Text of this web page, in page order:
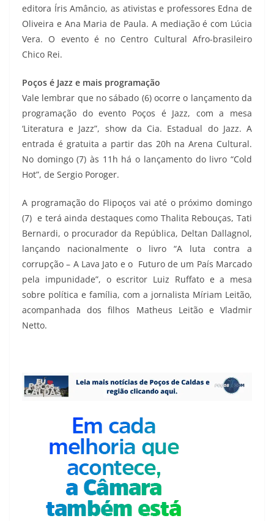
editora Íris Amâncio, as ativistas e professores Edna de
Oliveira e Ana Maria de Paula. A mediação é com Lúcia
Vera. O evento é no Centro Cultural Afro-brasileiro
Chico Rei.
Poços é Jazz e mais programação
Vale lembrar que no sábado (6) ocorre o lançamento da
programação do evento Poços é Jazz, com a mesa
‘Literatura e Jazz”, show da Cia. Estadual do Jazz. A
entrada é gratuita a partir das 20h na Arena Cultural.
No domingo (7) às 11h há o lançamento do livro “Cold
Hot”, de Sergio Poroger.
A programação do Flipoços vai até o próximo domingo
(7) e terá ainda destaques como Thalita Rebouças, Tati
Bernardi, o procurador da República, Deltan Dallagnol,
lançando nacionalmente o livro “A luta contra a
corrupção – A Lava Jato e o Futuro de um País Marcado
pela impunidade”, o escritor Luiz Ruffato e a mesa
sobre política e família, com a jornalista Míriam Leitão,
acompanhada dos filhos Matheus Leitão e Vladmir
Netto.